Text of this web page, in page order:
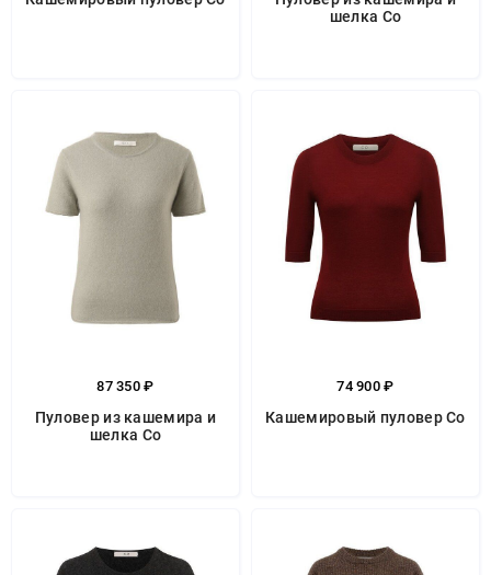
шелка Co
87 350 ₽
Пуловер из кашемира и
шелка Co
74 900 ₽
Кашемировый пуловер Co